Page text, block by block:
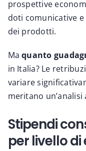
prospettive
doti comunicative
dei prodotti.
Maquanto
in Italia? Le
variare
meritano
Stipendi
per livello di